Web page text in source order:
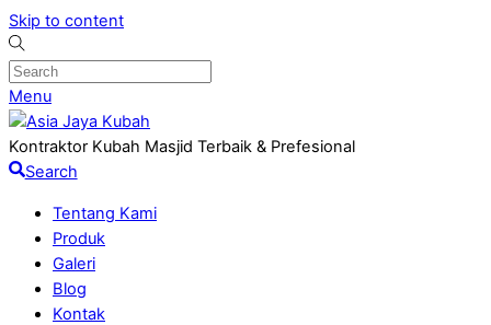
Skip to content
Menu
Kontraktor Kubah Masjid Terbaik & Prefesional
Search
Tentang Kami
Produk
Galeri
Blog
Kontak